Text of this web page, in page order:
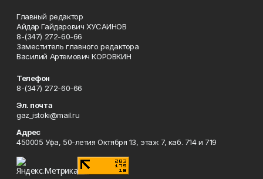
Главный редактор
Айдар Гайдарович ХУСАИНОВ
8-(347) 272-60-66
Заместитель главного редактора
Василий Артемович КОРОВКИН
Телефон
8-(347) 272-60-66
Эл. почта
gaz_istoki@mail.ru
Адрес
450005 Уфа, 50-летия Октября 13, этаж 7, каб. 714 и 719